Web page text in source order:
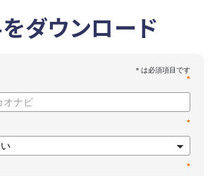
ダウンロード
*
*
*